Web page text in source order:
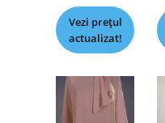
Vezi prețul
actualizat!